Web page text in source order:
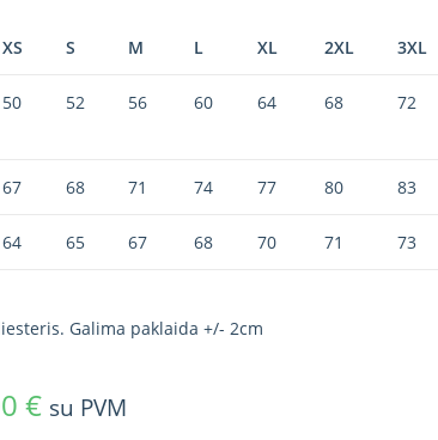
XS S M L XL 2XL 3XL
50 52 56 60 64 68 72
67 68 71 74 77 80 83
64 65 67 68 70 71 73
Galima paklaida +/- 2cm
€ su PVM